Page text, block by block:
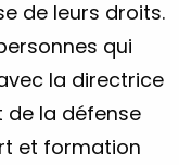
de leurs droits.
qui
la directrice
de la défense
et formation